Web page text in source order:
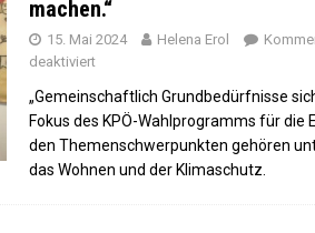
„Unfuckingfassbar“ – Die Wahlparty der Grünen
„So düster waren nicht mal die Umfragewerte“ –
Was sagt Wien zu den Europawahl-Ergebnissen?
Wahlkampf hautnah: Die Europawahl 2024 und
machen.“
15. Mai 2024 Helena Erol
deaktiviert
„Gemeinschaftlich Grundbedürfnisse
Fokus des KPÖ-Wahlprogramms für die
den Themenschwerpunkten gehören
das Wohnen und der Klimaschutz.